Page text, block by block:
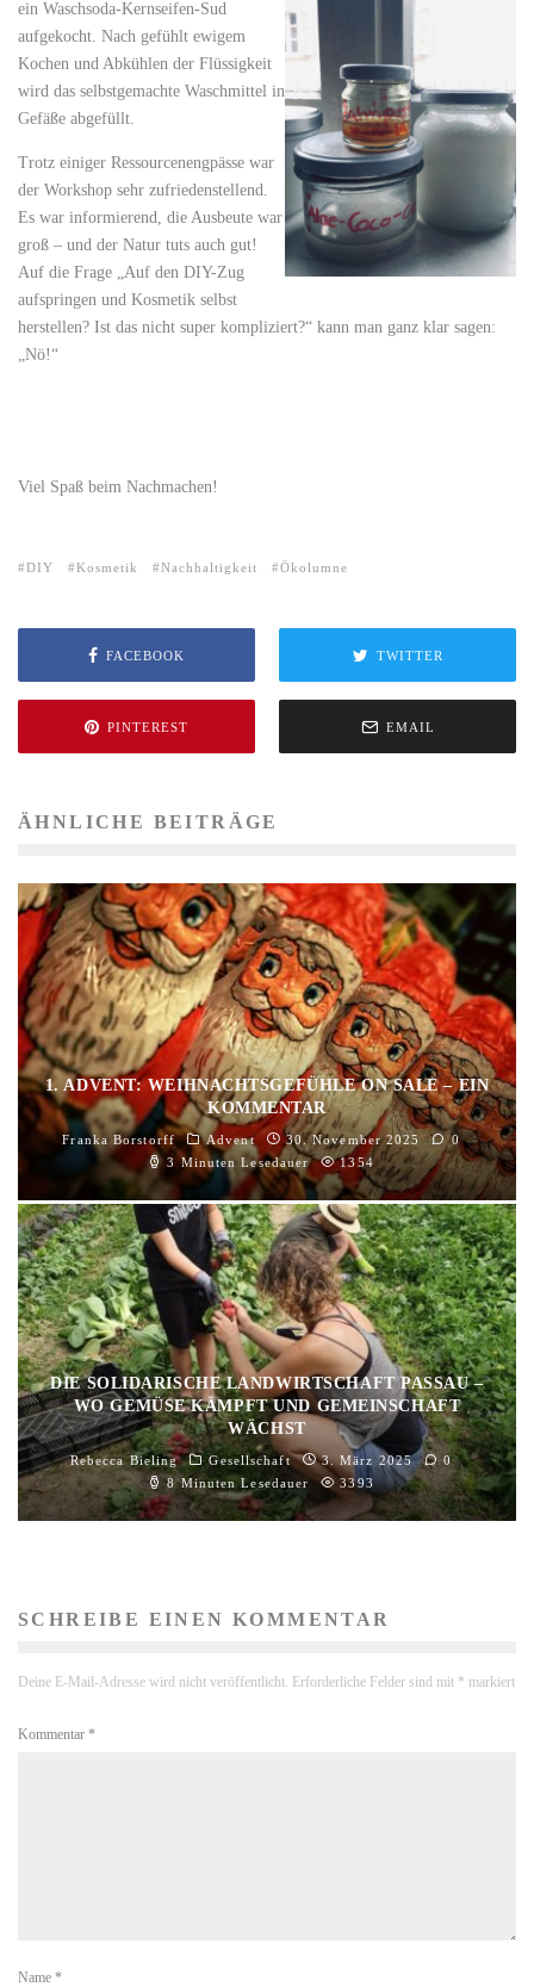
ein Waschsoda-Kernseifen-Sud
aufgekocht. Nach gefühlt ewigem
Kochen und Abkühlen der Flüssigkeit
wird das selbstgemachte Waschmittel in
Gefäße abgefüllt.
Trotz einiger Ressourcenengpässe war
der Workshop sehr zufriedenstellend.
Es war informierend, die Ausbeute war
groß – und der Natur tuts auch gut!
Auf die Frage „Auf den DIY-Zug
aufspringen und Kosmetik selbst
herstellen? Ist das nicht super kompliziert?“ kann man ganz klar sagen:
„Nö!“
Viel Spaß beim Nachmachen!
DIY Kosmetik Nachhaltigkeit Ökolumne
FACEBOOK TWITTER
PINTEREST EMAIL
ÄHNLICHE BEITRÄGE
1. ADVENT: WEIHNACHTSGEFÜHLE ON SALE – EIN
KOMMENTAR
Franka Borstorff Advent 30. November 2025
0
3 Minuten Lesedauer
1354
DIE SOLIDARISCHE LANDWIRTSCHAFT PASSAU –
WO GEMÜSE KÄMPFT UND GEMEINSCHAFT
WÄCHST
Rebecca Bieling Gesellschaft 3. März 2025
0
8 Minuten Lesedauer
3393
SCHREIBE EINEN KOMMENTAR
Deine E-Mail-Adresse wird nicht veröffentlicht. Erforderliche Felder sind mit * markiert
Kommentar *
Name *